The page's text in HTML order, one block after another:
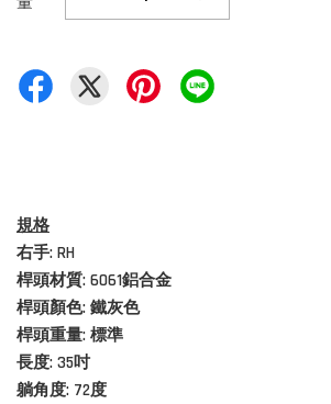
規格
右手: RH
桿頭材質: 6061鋁合金
桿頭顏色: 鐵灰色
桿頭重量: 標準
長度: 35吋
躺角度: 72度